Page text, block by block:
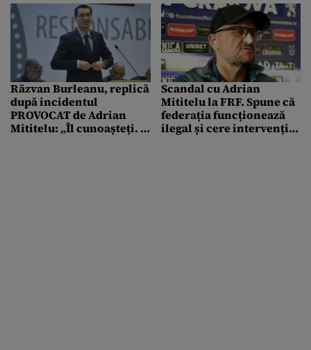
au ocupat sediul
Federației”
Răzvan Burleanu, replică
după incidentul
PROVOCAT de Adrian
Mititelu: „Îl cunoașteți. E
Scandal cu Adrian
Mititelu la FRF. Spune că
federația funcționează
ilegal și cere intervenția